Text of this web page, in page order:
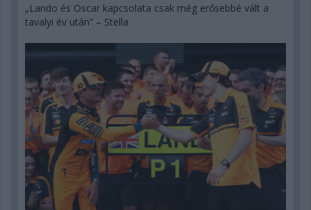
„Lando és Oscar kapcsolata csak még erősebbé vált a
tavalyi év után” – Stella